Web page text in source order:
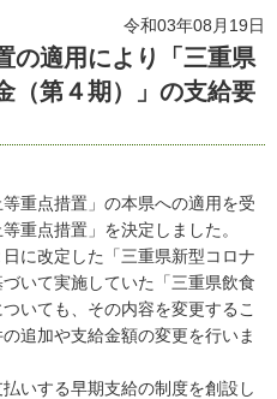
令和03年08月19日
の適用により「三重県
（第４期）」の支給要
重点措置」の本県への適用を受
重点措置」を決定しました。
に改定した「三重県新型コロナ
いて実施していた「三重県飲食
いても、その内容を変更するこ
追加や支給金額の変更を行いま
いする早期支給の制度を創設し